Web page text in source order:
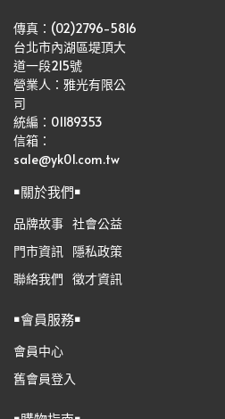
傳真：(02)2796-5816
台北市內湖區堤頂大
道一段215號
營業人：雅光有限公
司
統編：01189353
信箱：
sale@yk01.com.tw
￭關於我們￭
品牌故事 社會公益
門市資訊 隱私政策
聯絡我們 徵才資訊
￭會員服務￭
會員中心
舊會員登入